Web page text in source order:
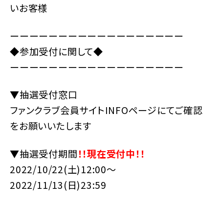
いお客様
ーーーーーーーーーーーーーーーーーー
◆参加受付に関して◆
ーーーーーーーーーーーーーーーーーー
▼抽選受付窓口
ファンクラブ会員サイトINFOページにてご確認
をお願いいたします
▼抽選受付期間！！現在受付中！！
2022/10/22(土)12:00〜
2022/11/13(日)23:59